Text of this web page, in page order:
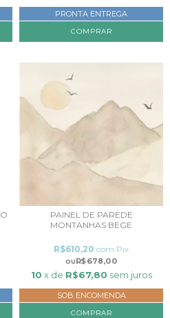
PRONTA ENTREGA
PAINEL DE PAREDE
MONTANHAS BEGE
R$678,00
R$610,20 com Pix
10 x de R$67,80 sem juros
SOB ENCOMENDA
COMPRAR